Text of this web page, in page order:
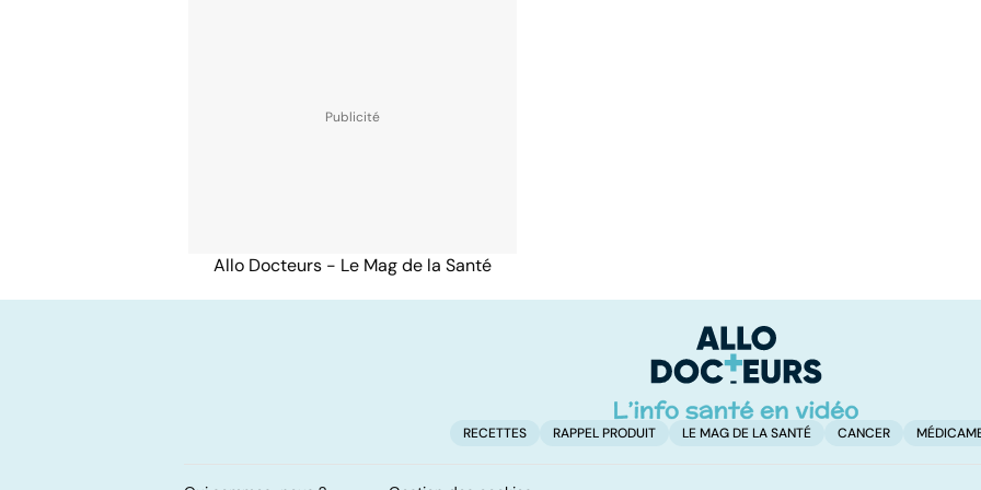
Allo Docteurs - Le Mag de la Santé
RECETTES RAPPEL PRODUIT LE MAG DE LA SANTÉ CANCER